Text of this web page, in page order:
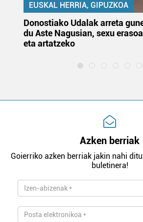
EUSKAL HERRIA, GIPUZKOA
Donostiako Udalak arreta
du Aste Nagusian, sexu
eta artatzeko
Azken berriak
Goierriko azken berriak jakin nahi
buletinera!